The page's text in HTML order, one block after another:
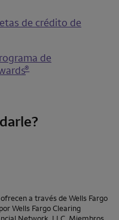
de crédito de
de
®
a través deWells Fargo
Wells Fargo Clearing